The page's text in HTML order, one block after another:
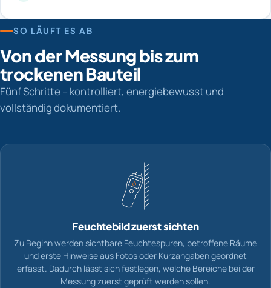
SO LÄUFT ES AB
Von der Messung bis zum
trockenen Bauteil
Fünf Schritte – kontrolliert, energiebewusst und
vollständig dokumentiert.
Feuchtebild zuerst sichten
Zu Beginn werden sichtbare Feuchtespuren, betroffene Räume
und erste Hinweise aus Fotos oder Kurzangaben geordnet
erfasst. Dadurch lässt sich festlegen, welche Bereiche bei der
Messung zuerst geprüft werden sollen.